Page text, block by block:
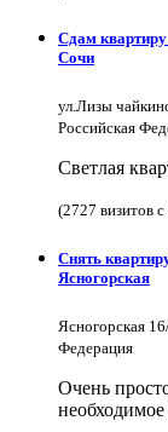
Сдам
Сочи
ул.Лизы
Российская
Светлая
(2727 визитов
Снять
Ясногорская
Ясногорская
Федерация
Очень